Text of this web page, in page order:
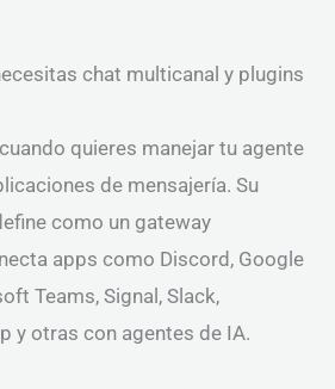
chat multicanal y plugins
quieres manejar tu agente
de mensajería. Su
como un gateway
apps como Discord, Google
Teams, Signal, Slack,
y otras con agentes de IA.